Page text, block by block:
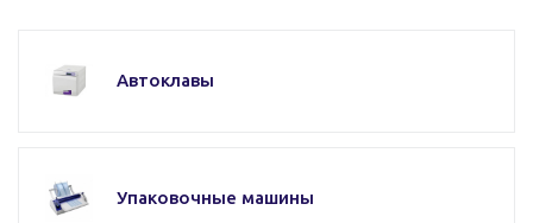
Автоклавы
Упаковочные машины